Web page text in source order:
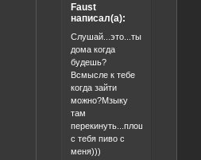
Faust
написал(а):
Слушай...это...ты
дома когда
будешь?
Всмысле к тебе
когда зайти
можно?Мзыку
там
перекинуть...площадь
с тебя пиво с
меня)))